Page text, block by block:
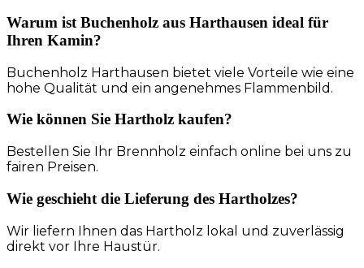
Warum ist Buchenholz aus Harthausen ideal für
Ihren Kamin?
Buchenholz Harthausen bietet viele Vorteile wie eine
hohe Qualität und ein angenehmes Flammenbild.
Wie können Sie Hartholz kaufen?
Bestellen Sie Ihr Brennholz einfach online bei uns zu
fairen Preisen.
Wie geschieht die Lieferung des Hartholzes?
Wir liefern Ihnen das Hartholz lokal und zuverlässig
direkt vor Ihre Haustür.